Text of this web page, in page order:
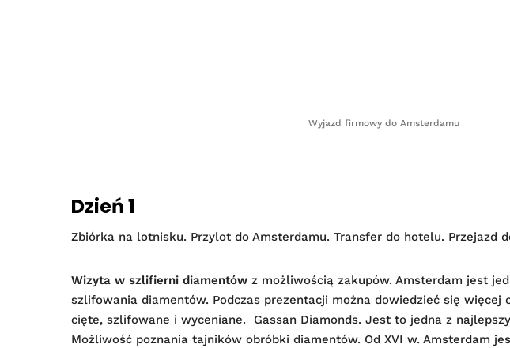
Wyjazd firmowy do Amsterdamu
Dzień 1
Zbiórka na lotnisku. Przylot do Amsterdamu. Transfer do hotelu. Przejazd
Wizyta w szlifierni diamentów z możliwością zakupów. Amsterdam jest
szlifowania diamentów. Podczas prezentacji można dowiedzieć się więcej
cięte, szlifowane i wyceniane. Gassan Diamonds. Jest to jedna z
Możliwość poznania tajników obróbki diamentów. Od XVI w. Amsterdam